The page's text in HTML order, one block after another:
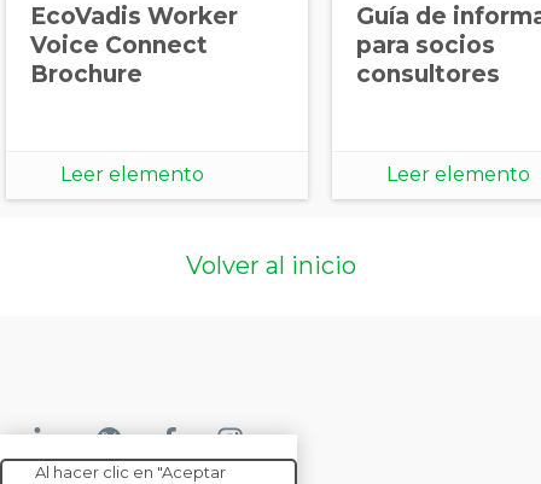
EcoVadis Worker
Voice Connect
Brochure
Leer elemento
Guía de
para socios
consultores
Leer elemento
Volver al inicio
Al hacer clic en "Aceptar